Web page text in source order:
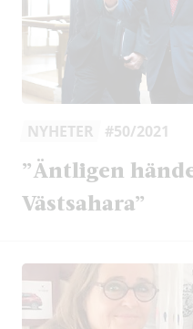
NYHETER #50/2021
”Äntligen
Västsahara”